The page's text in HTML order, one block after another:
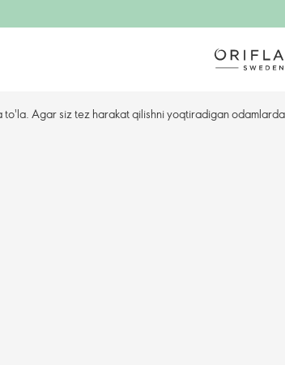
Agar siz tez harakat qilishni yoqtiradigan